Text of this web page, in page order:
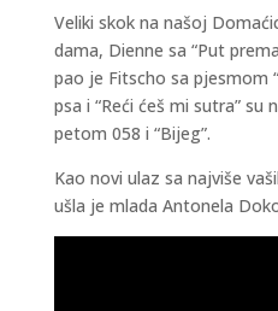
Veliki skok na našoj
dama, Dienne sa “Put
pao je Fitscho sa pjesmom
psa i “Reći ćeš mi sutra”
petom 058 i “Bijeg”.
Kao novi ulaz sa najviše
ušla je mlada Antonela